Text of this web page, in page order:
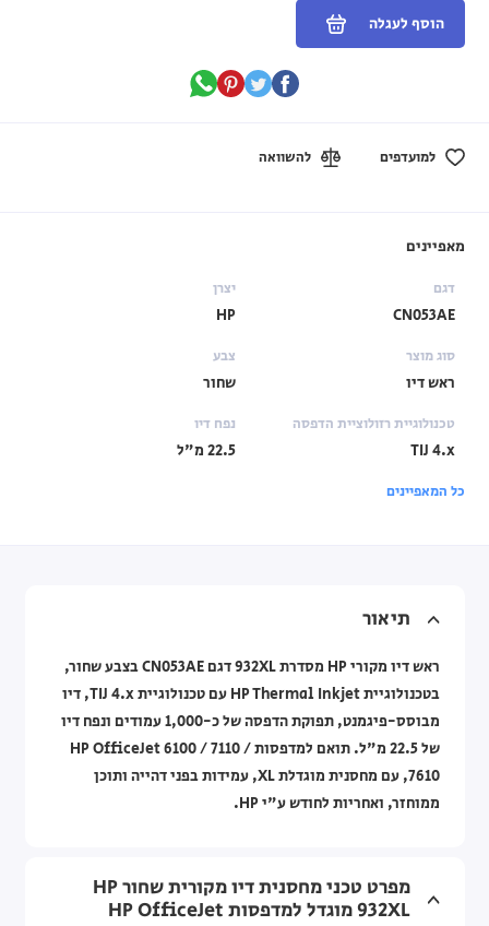
הוסף לעגלה
למועדפים להשוואה
מאפיינים
דגם
CN053AE
יצרן
HP
סוג מוצר
ראש דיו
צבע
שחור
טכנולוגיית רזולוציית הדפסה
TIJ 4.x
נפח דיו
22.5 מ"ל
כל המאפיינים
תיאור
ראש דיו מקורי HP מסדרת 932XL דגם CN053AE בצבע שחור,
בטכנולוגיית HP Thermal Inkjet עם טכנולוגיית TIJ 4.x, דיו
מבוסס-פיגמנט, תפוקת הדפסה של כ-1,000 עמודים ונפח דיו
של 22.5 מ"ל. תואם למדפסות HP OfficeJet 6100 / 7110 /
7610, עם מחסנית מוגדלת XL, עמידות בפני דהייה ותוכן
ממוחזר, ואחריות לחודש ע"י HP.
מפרט טכני מחסנית דיו מקורית שחור HP
932XL מוגדל למדפסות HP OfficeJet